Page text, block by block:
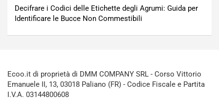
Decifrare i Codici delle Etichette degli Agrumi: Guida per
Identificare le Bucce Non Commestibili
Ecoo.it di proprietà di DMM COMPANY SRL - Corso Vittorio
Emanuele II, 13, 03018 Paliano (FR) - Codice Fiscale e Partita
I.V.A. 03144800608